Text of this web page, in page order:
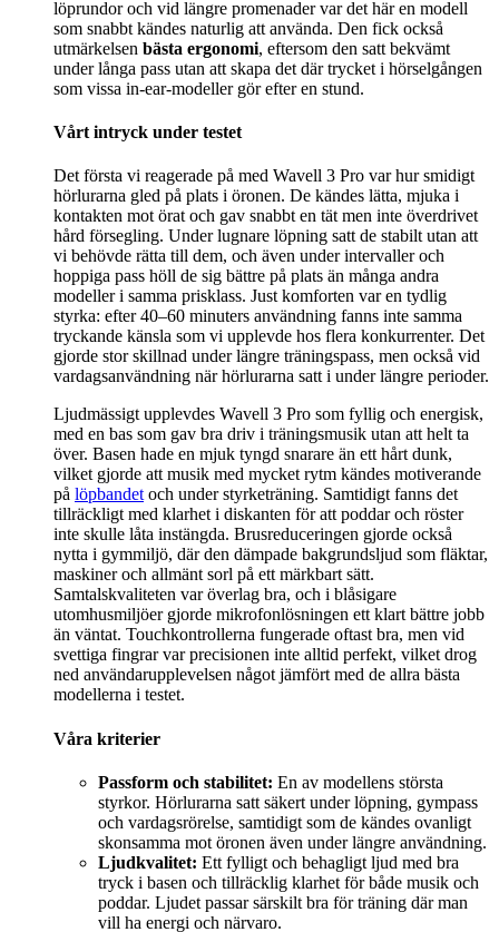
löprundor och vid längre promenader var det här en modell
som snabbt kändes naturlig att använda. Den fick också
utmärkelsen bästa ergonomi, eftersom den satt bekvämt
under långa pass utan att skapa det där trycket i hörselgången
som vissa in-ear-modeller gör efter en stund.
Vårt intryck under testet
Det första vi reagerade på med Wavell 3 Pro var hur smidigt
hörlurarna gled på plats i öronen. De kändes lätta, mjuka i
kontakten mot örat och gav snabbt en tät men inte överdrivet
hård försegling. Under lugnare löpning satt de stabilt utan att
vi behövde rätta till dem, och även under intervaller och
hoppiga pass höll de sig bättre på plats än många andra
modeller i samma prisklass. Just komforten var en tydlig
styrka: efter 40–60 minuters användning fanns inte samma
tryckande känsla som vi upplevde hos flera konkurrenter. Det
gjorde stor skillnad under längre träningspass, men också vid
vardagsanvändning när hörlurarna satt i under längre perioder.
Ljudmässigt upplevdes Wavell 3 Pro som fyllig och energisk,
med en bas som gav bra driv i träningsmusik utan att helt ta
över. Basen hade en mjuk tyngd snarare än ett hårt dunk,
vilket gjorde att musik med mycket rytm kändes motiverande
på löpbandet och under styrketräning. Samtidigt fanns det
tillräckligt med klarhet i diskanten för att poddar och röster
inte skulle låta instängda. Brusreduceringen gjorde också
nytta i gymmiljö, där den dämpade bakgrundsljud som fläktar,
maskiner och allmänt sorl på ett märkbart sätt.
Samtalskvaliteten var överlag bra, och i blåsigare
utomhusmiljöer gjorde mikrofonlösningen ett klart bättre jobb
än väntat. Touchkontrollerna fungerade oftast bra, men vid
svettiga fingrar var precisionen inte alltid perfekt, vilket drog
ned användarupplevelsen något jämfört med de allra bästa
modellerna i testet.
Våra kriterier
Passform och stabilitet: En av modellens största
styrkor. Hörlurarna satt säkert under löpning, gympass
och vardagsrörelse, samtidigt som de kändes ovanligt
skonsamma mot öronen även under längre användning.
Ljudkvalitet: Ett fylligt och behagligt ljud med bra
tryck i basen och tillräcklig klarhet för både musik och
poddar. Ljudet passar särskilt bra för träning där man
vill ha energi och närvaro.